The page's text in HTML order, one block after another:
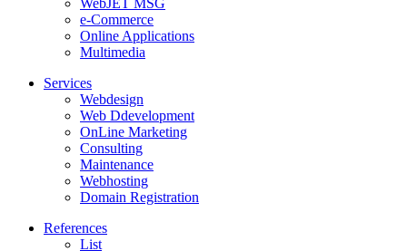
WebJET MSG
e-Commerce
Online Applications
Multimedia
Services
Webdesign
Web Ddevelopment
OnLine Marketing
Consulting
Maintenance
Webhosting
Domain Registration
References
List